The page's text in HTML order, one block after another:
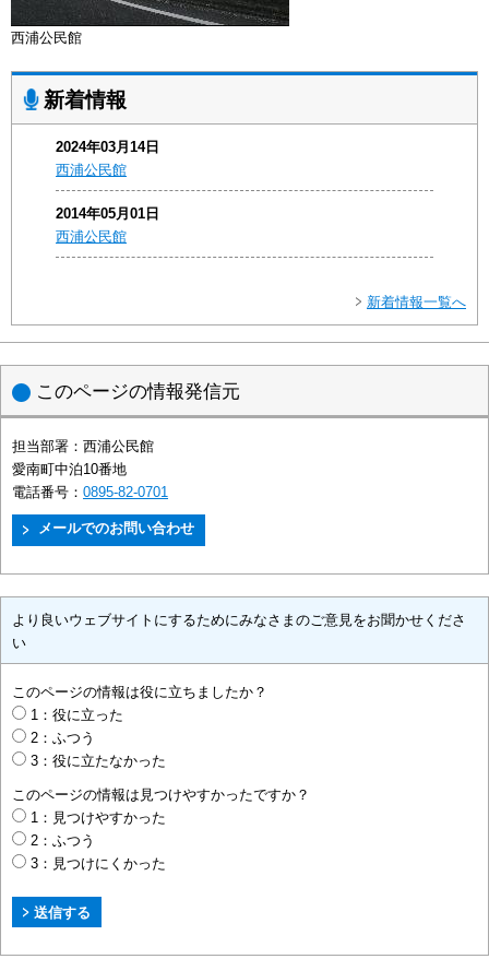
西浦公民館
新着情報
2024年03月14日
西浦公民館
2014年05月01日
西浦公民館
新着情報一覧へ
このページの情報発信元
担当部署： 西浦公民館
愛南町中泊10番地
電話番号： 0895-82-0701
より良いウェブサイトにするためにみなさまのご意見をお聞かせくださ
い
このページの情報は役に立ちましたか？
1：役に立った
2：ふつう
3：役に立たなかった
このページの情報は見つけやすかったですか？
1：見つけやすかった
2：ふつう
3：見つけにくかった